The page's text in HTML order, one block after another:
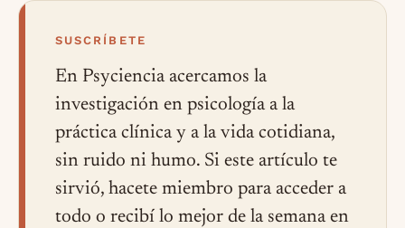
SUSCRÍBETE
En Psyciencia acercamos la
investigación en psicología a la
práctica clínica y a la vida cotidiana,
sin ruido ni humo. Si este artículo te
sirvió, hacete miembro para acceder a
todo o recibí lo mejor de la semana en